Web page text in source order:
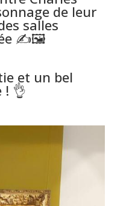
de leur
salles
✍️🖼️
et un bel
! 👌